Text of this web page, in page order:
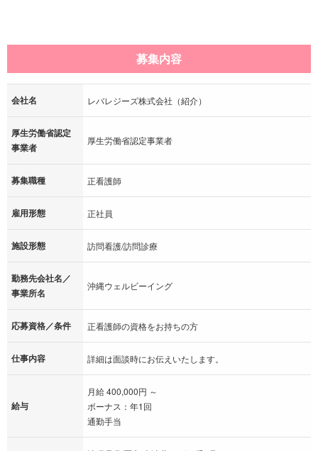
募集内容
会社名 レバレジーズ株式会社（紹介）
厚生労働省認定
事業者
厚生労働省認定事業者
募集職種 正看護師
雇用形態 正社員
施設形態 訪問看護/訪問診療
勤務先会社名／
事業所名
沖縄ウェルビーイング
応募資格／条件 正看護師の資格をお持ちの方
仕事内容 詳細は面談時にお伝えいたします。
給与
月給 400,000円 ～
ボーナス：年1回
通勤手当